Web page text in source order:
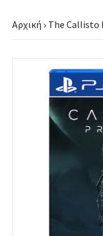
Αρχική The Callisto